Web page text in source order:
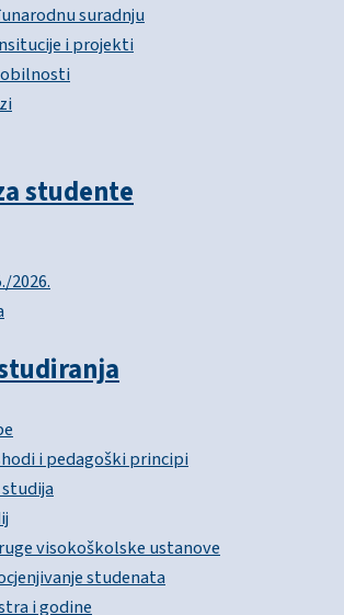
suradnju
i projekti
studente
2026.
i pedagoški principi
visokoškolske ustanove
studenata
i godine